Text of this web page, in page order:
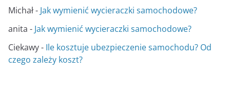
Michał- Jak wymienić wycieraczki samochodowe?
anita - Jak wymienić wycieraczki samochodowe?
Ciekawy- Ile kosztuje ubezpieczenie samochodu? Od
czego zależy koszt?